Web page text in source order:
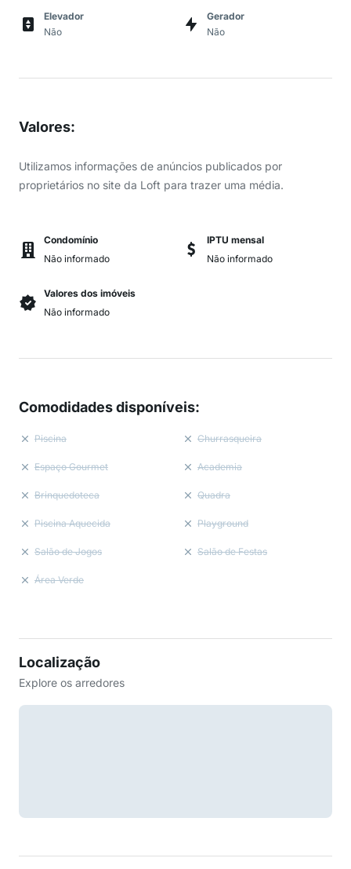
Elevador
Não
Gerador
Não
Valores:
Utilizamos informações de anúncios publicados por
proprietários no site da Loft para trazer uma média.
Condomínio
Não informado
IPTU mensal
Não informado
Valores dos imóveis
Não informado
Comodidades disponíveis:
Piscina Churrasqueira
Espaço Gourmet Academia
Brinquedoteca Quadra
Piscina Aquecida Playground
Salão de Jogos Salão de Festas
Área Verde
Localização
Explore os arredores